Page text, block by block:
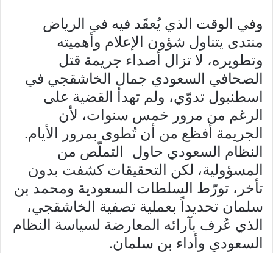
وفي الوقت الذي يُعقَد فيه في الرياض
منتدى يتناول شؤون الإعلام وأهميته
وتطويره، لا تزال أصداء جريمة قتل
الصحافي السعودي جمال الخاشقجي في
اسطنبول تدوّي، ولم تهدأ القضية على
الرغم من مرور خمس سنوات، لأن
الجريمة أفظع من أن تُطوى بمرور الأيام.
النظام السعودي حاول التملّص من
المسؤولية، لكن التحقيقات كشفت بدون
تأخر، تورّط السلطات السعودية ومحمد بن
سلمان تحديداً بعملية تصفية الخاشقجي،
الذي عُرف بآرائه المعارضة لسياسة النظام
السعودي وأداء بن سلمان.